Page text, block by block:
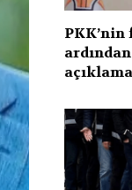
PKK’nin
açıklama